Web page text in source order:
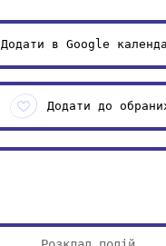
Додати в Google
Додати до